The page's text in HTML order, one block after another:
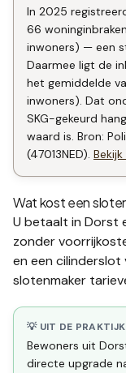
In 2025
66
inwoners) — een
Daarmee ligt de
het gemiddelde
inwoners). Dat
SKG-gekeurd
waard is. Bron:
(47013NED).
Wat kost een
U betaalt in Dorst
zonder
en een cilinderslot
slotenmaker
💡 UIT DE PRAKTIJK
Bewoners uit
directe upgrade